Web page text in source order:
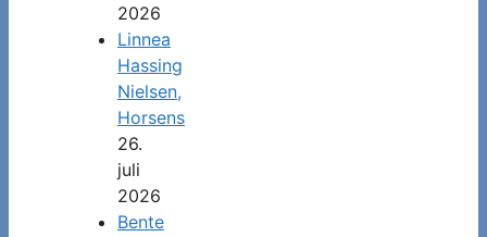
2026
Linnea
Hassing
Nielsen,
Horsens
26.
juli
2026
Bente